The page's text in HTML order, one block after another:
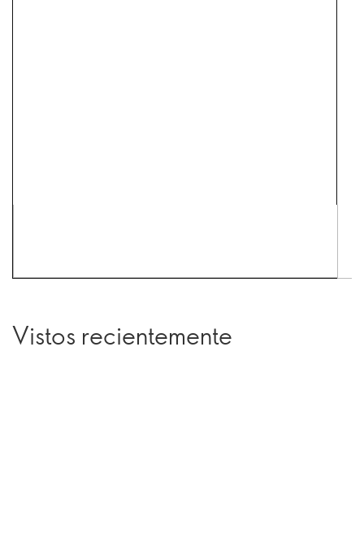
Vistos recientemente